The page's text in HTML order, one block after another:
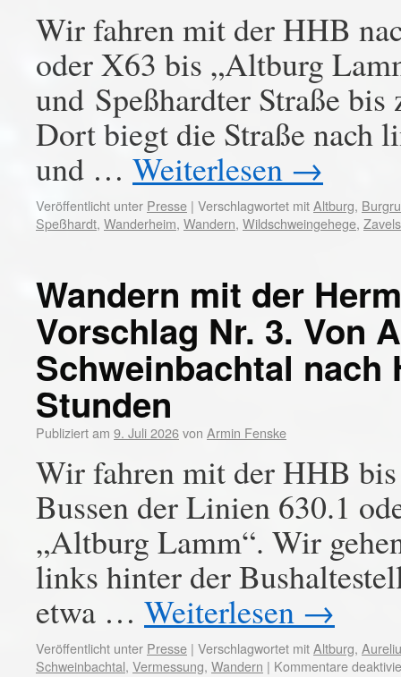
Wir fahren mit der HHB
oder X63 bis „Altburg
und Speßhardter Straße
Dort biegt die Straße nach
und … Weiterlesen →
Veröffentlicht unter Presse | Verschlagwortet mitAltburg,
Speßhardt, Wanderheim, Wandern, Wildschweingehege,
Wandern mit der
Vorschlag Nr. 3. Von
Schweinbachtal nach
Stunden
Publiziert am 9. Juli 2026von Armin Fenske
Wir fahren mit der HHB
Bussen der Linien 630.1
„Altburg Lamm“. Wir
links hinter der
etwa … Weiterlesen →
Veröffentlicht unter Presse | Verschlagwortet mitAltburg,
Schweinbachtal, Vermessung, Wandern | Kommentare